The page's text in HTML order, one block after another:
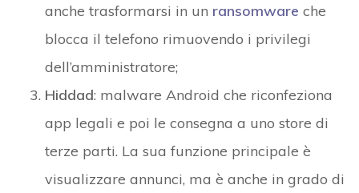
anche trasformarsi in un ransomware che
blocca il telefono rimuovendo i privilegi
dell’amministratore;
Hiddad: malware Android che riconfeziona
app legali e poi le consegna a uno store di
terze parti. La sua funzione principale è
visualizzare annunci, ma è anche in grado di